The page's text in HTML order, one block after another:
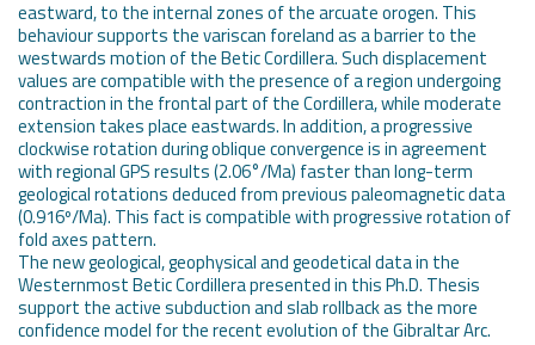
eastward, to the internal zones of the arcuate orogen. This
behaviour supports the variscan foreland as a barrier to the
westwards motion of the Betic Cordillera. Such displacement
values are compatible with the presence of a region undergoing
contraction in the frontal part of the Cordillera, while moderate
extension takes place eastwards. In addition, a progressive
clockwise rotation during oblique convergence is in agreement
with regional GPS results (2.06°/Ma) faster than long-term
geological rotations deduced from previous paleomagnetic data
(0.916º/Ma). This fact is compatible with progressive rotation of
fold axes pattern.
The new geological, geophysical and geodetical data in the
Westernmost Betic Cordillera presented in this Ph.D. Thesis
support the active subduction and slab rollback as the more
confidence model for the recent evolution of the Gibraltar Arc.